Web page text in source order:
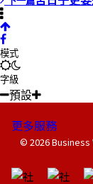
模式
字級
預設
更多服務
© 2026 Business